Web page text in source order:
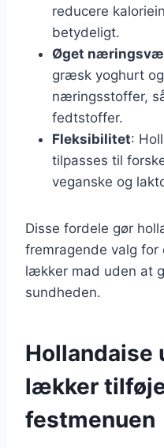
reducere
betydeligt.
Øget
græsk yoghurt
næringsstoffer,
fedtstoffer.
Fleksibilitet:
tilpasses til
veganske og
Disse fordele gør
fremragende valg for
lækker mad uden at
sundheden.
Hollandaise
lækker
festmenuen